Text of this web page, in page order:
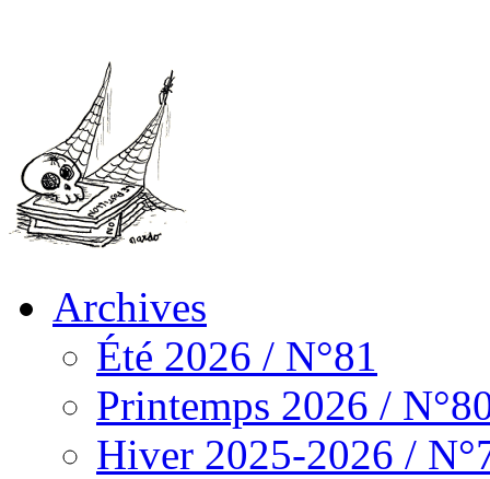
Archives
Été 2026 / N°81
Printemps 2026 /
Hiver 2025-2026 /